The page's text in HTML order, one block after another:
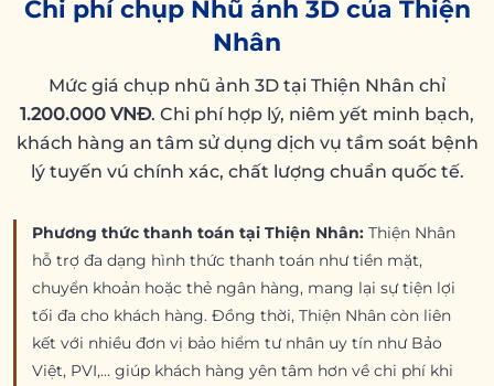
Chi phí chụp Nhũ ảnh 3D của Thiện
Nhân
Mức giá chụp nhũ ảnh 3D tại Thiện Nhân chỉ
1.200.000 VNĐ. Chi phí hợp lý, niêm yết minh bạch,
khách hàng an tâm sử dụng dịch vụ tầm soát bệnh
lý tuyến vú chính xác, chất lượng chuẩn quốc tế.
Phương thức thanh toán tại Thiện Nhân: Thiện Nhân
hỗ trợ đa dạng hình thức thanh toán như tiền mặt,
chuyển khoản hoặc thẻ ngân hàng, mang lại sự tiện lợi
tối đa cho khách hàng. Đồng thời, Thiện Nhân còn liên
kết với nhiều đơn vị bảo hiểm tư nhân uy tín như Bảo
Việt, PVI,… giúp khách hàng yên tâm hơn về chi phí khi